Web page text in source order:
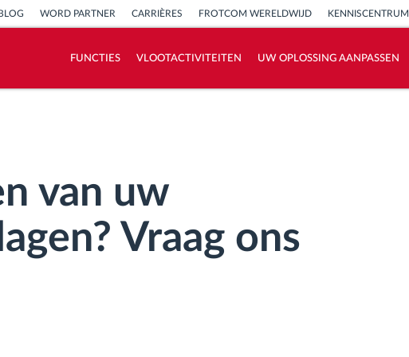
WORD PARTNER CARRIÈRES FROTCOM WERELDWIJD KENNISCENTRUM
FUNCTIES VLOOTACTIVITEITEN UW OPLOSSING AANPASSEN
van uw
Vraag ons